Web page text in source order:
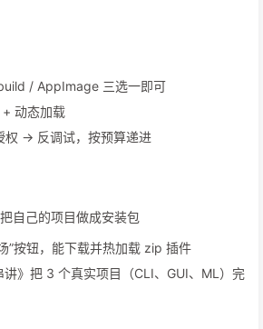
/ AppImage 三选一即可
动态加载
权 → 反调试，按预算递进
自己的项目做成安装包
”按钮，能下载并热加载 zip 插件
讲》把 3 个真实项目（CLI、GUI、ML）完